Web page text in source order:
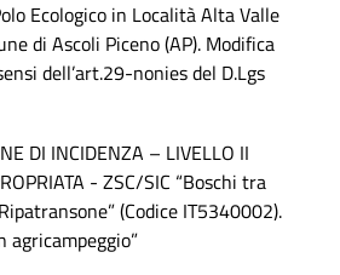
Ecologico in Località Alta Valle
di Ascoli Piceno (AP). Modifica
dell’art.29-nonies del D.Lgs
DI INCIDENZA – LIVELLO II
- ZSC/SIC “Boschi tra
(Codice IT5340002).
agricampeggio”